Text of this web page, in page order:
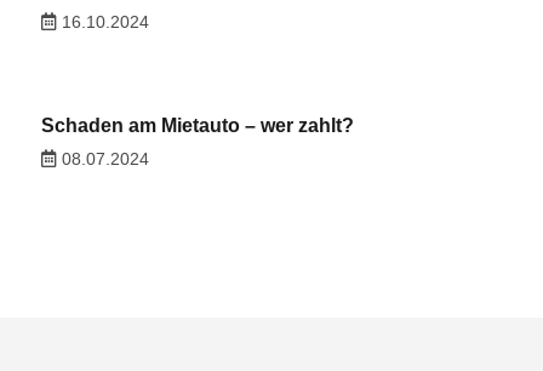
16.10.2024
Schaden am Mietauto – wer zahlt?
08.07.2024